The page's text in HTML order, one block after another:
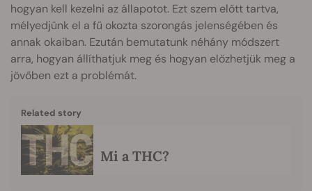
hogyan kell kezelni az állapotot. Ezt szem előtt tartva,
mélyedjünk el a fű okozta szorongás jelenségében és
annak okaiban. Ezután bemutatunk néhány módszert
arra, hogyan állíthatjuk meg és hogyan előzhetjük meg a
jövőben ezt a problémát.
Related story
Mi a THC?